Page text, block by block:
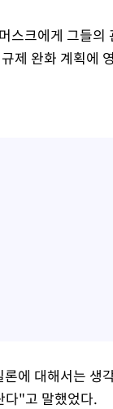
스크에게 그들
제 완화 계획에
에 대해서는
다"고 말했었다.